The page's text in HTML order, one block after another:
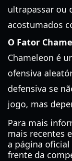
ultrapassar ou
acostumados
O Fator
Chameleon é
ofensiva
defensiva se
jogo, mas
Para mais
mais recentes
a página oficial
frente da